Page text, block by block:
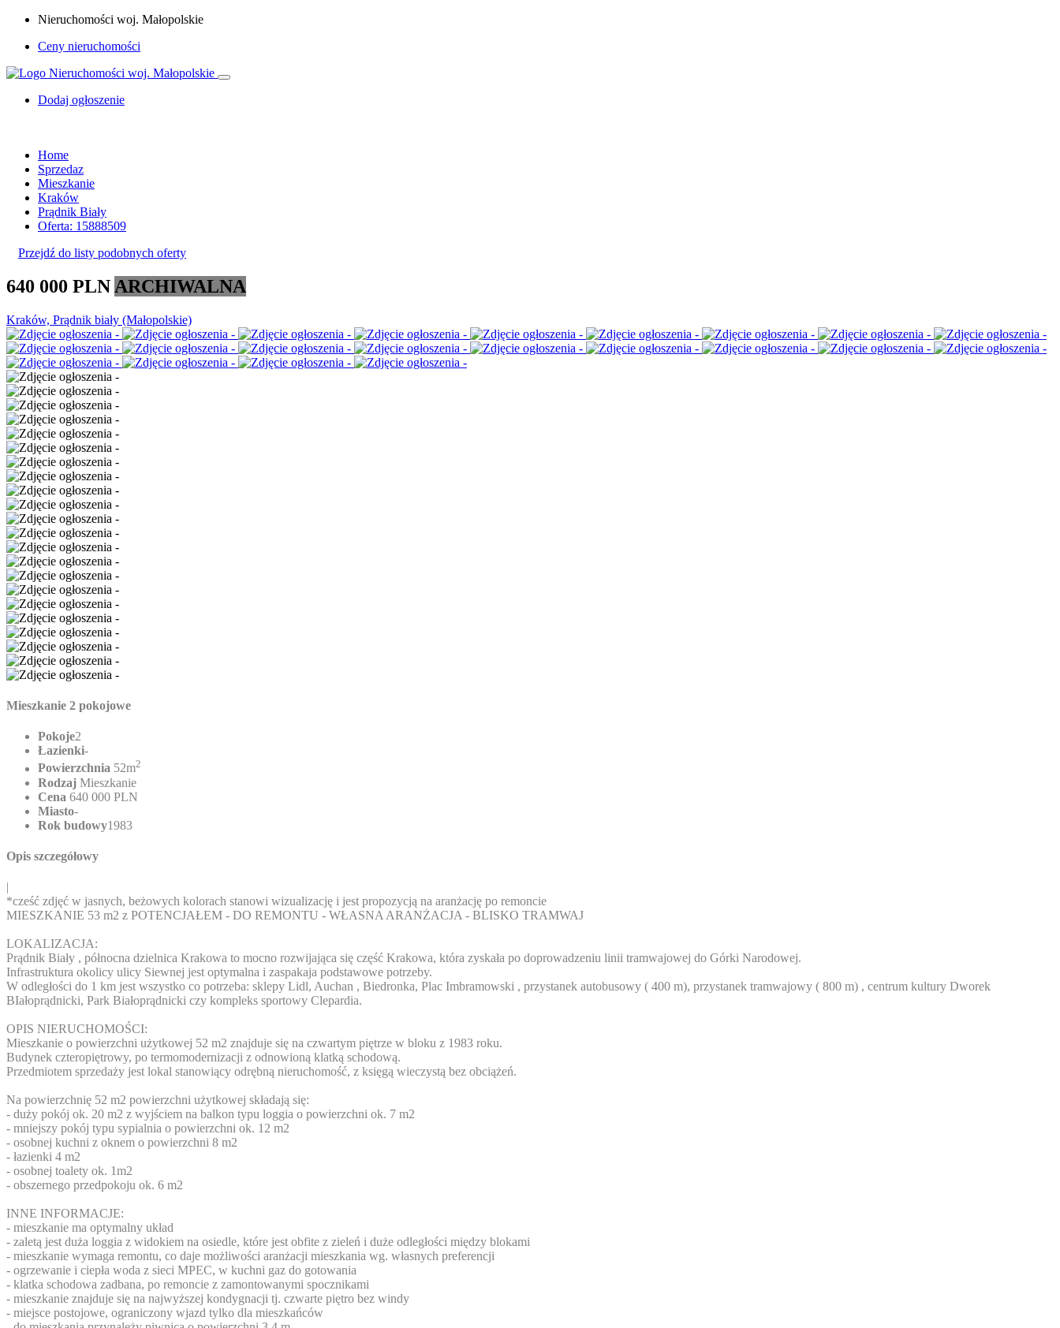
Nieruchomości woj. Małopolskie
Ceny nieruchomości
Dodaj ogłoszenie
Home
Sprzedaz
Mieszkanie
Kraków
Prądnik Biały
Oferta: 15888509
Przejdź do listy podobnych oferty
640 000 PLN ARCHIWALNA
Kraków, Prądnik biały (Małopolskie)
Mieszkanie 2 pokojowe
Pokoje2
Łazienki-
Powierzchnia 52m2
Rodzaj Mieszkanie
Cena 640 000 PLN
Miasto-
Rok budowy1983
Opis szczegółowy
|
*cześć zdjęć w jasnych, beżowych kolorach stanowi wizualizację i jest propozycją na aranżację po remoncie
MIESZKANIE 53 m2 z POTENCJAŁEM - DO REMONTU - WŁASNA ARANŻACJA - BLISKO TRAMWAJ
LOKALIZACJA:
Prądnik Biały , północna dzielnica Krakowa to mocno rozwijająca się część Krakowa, która zyskała po doprowadzeniu linii tramwajowej do Górki Narodowej.
Infrastruktura okolicy ulicy Siewnej jest optymalna i zaspakaja podstawowe potrzeby.
W odległości do 1 km jest wszystko co potrzeba: sklepy Lidl, Auchan , Biedronka, Plac Imbramowski , przystanek autobusowy ( 400 m), przystanek tramwajowy ( 800 m) , centrum kultury Dworek
BIałoprądnicki, Park Białoprądnicki czy kompleks sportowy Clepardia.
OPIS NIERUCHOMOŚCI:
Mieszkanie o powierzchni użytkowej 52 m2 znajduje się na czwartym piętrze w bloku z 1983 roku.
Budynek czteropiętrowy, po termomodernizacji z odnowioną klatką schodową.
Przedmiotem sprzedaży jest lokal stanowiący odrębną nieruchomość, z księgą wieczystą bez obciążeń.
Na powierzchnię 52 m2 powierzchni użytkowej składają się:
- duży pokój ok. 20 m2 z wyjściem na balkon typu loggia o powierzchni ok. 7 m2
- mniejszy pokój typu sypialnia o powierzchni ok. 12 m2
- osobnej kuchni z oknem o powierzchni 8 m2
- łazienki 4 m2
- osobnej toalety ok. 1m2
- obszernego przedpokoju ok. 6 m2
INNE INFORMACJE:
- mieszkanie ma optymalny układ
- zaletą jest duża loggia z widokiem na osiedle, które jest obfite z zieleń i duże odległości między blokami
- mieszkanie wymaga remontu, co daje możliwości aranżacji mieszkania wg. własnych preferencji
- ogrzewanie i ciepła woda z sieci MPEC, w kuchni gaz do gotowania
- klatka schodowa zadbana, po remoncie z zamontowanymi spocznikami
- mieszkanie znajduje się na najwyższej kondygnacji tj. czwarte piętro bez windy
- miejsce postojowe, ograniczony wjazd tylko dla mieszkańców